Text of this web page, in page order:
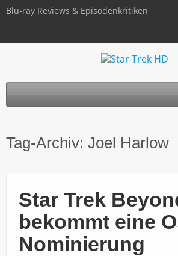
Blu-ray Reviews & Episodenkritiken
TNG
Kinofilme
Blu-ray / 4K
Über uns
Tag-Archiv: Joel Harlow
Star Trek
bekommt eine
Nominierung